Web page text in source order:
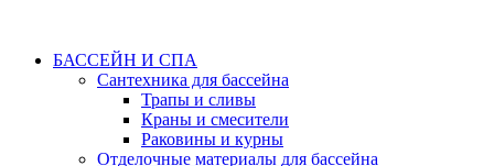
БАССЕЙН И СПА
Сантехника для бассейна
Трапы и сливы
Краны и смесители
Раковины и курны
Отделочные материалы для бассейна